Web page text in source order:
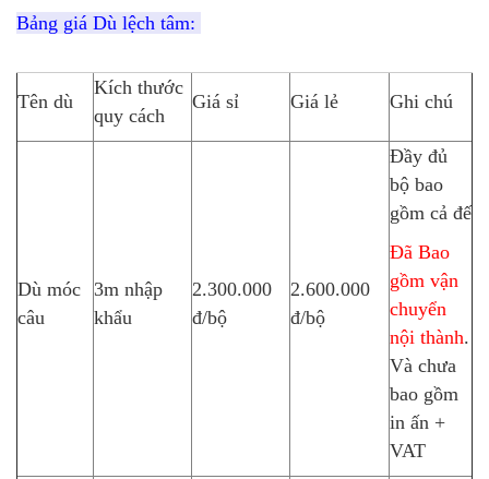
Bảng giá Dù lệch tâm:
Tên dù
Kích thước
quy cách
Giá sỉ Giá lẻ Ghi chú
Dù móc
câu
3m nhập
khẩu
2.300.000
đ/bộ
2.600.000
đ/bộ
Đầy đủ
bộ bao
gồm cả đế
Đã Bao
gồm vận
chuyển
nội thành.
Và chưa
bao gồm
in ấn +
VAT